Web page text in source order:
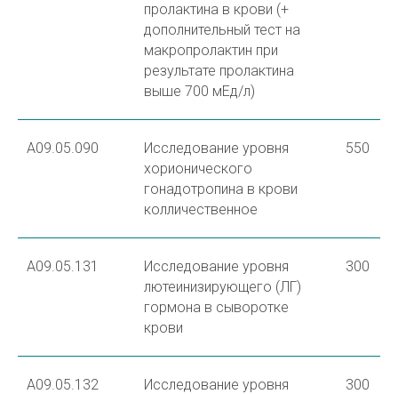
пролактина в крови (+
дополнительный тест на
макропролактин при
результате пролактина
выше 700 мЕд/л)
A09.05.090
Исследование уровня
хорионического
гонадотропина в крови
колличественное
550
A09.05.131
Исследование уровня
лютеинизирующего (ЛГ)
гормона в сыворотке
крови
300
A09.05.132
Исследование уровня
300